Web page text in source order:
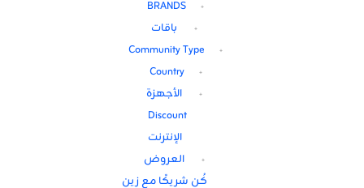
BRANDS
باقات
Community Type
Country
الأجهزة
Discount
الإنترنت
العروض
كُن شريكًا مع زين